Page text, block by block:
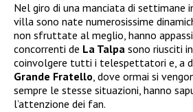
Nel giro di una manciata di
villa sono nate numerosissime
non sfruttate al meglio, hanno
concorrenti de La Talpa sono riusciti
coinvolgere tutti i telespettatori e, a
Grande Fratello, dove ormai si
sempre le stesse situazioni, hanno
l’attenzione dei fan.